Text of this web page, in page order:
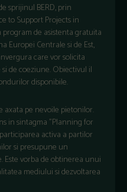
sprijinul BERD, prin
to Support Projects in
program de asistenta gratuita
Europei Centrale si de Est,
care vor solicita
de coeziune. Obiectivul il
disponibile.
axata pe nevoile pietonilor.
in sintagma "Planning for
activa a partilor
si presupune un
Este vorba de obtinerea unui
mediului si dezvoltarea